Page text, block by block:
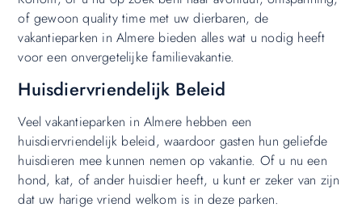
of gewoon quality time met uw dierbaren, de
vakantieparken in Almere bieden alles wat u nodig heeft
voor een onvergetelijke familievakantie.
Huisdiervriendelijk Beleid
Veel vakantieparken in Almere hebben een
huisdiervriendelijk beleid, waardoor gasten hun geliefde
huisdieren mee kunnen nemen op vakantie. Of u nu een
hond, kat, of ander huisdier heeft, u kunt er zeker van zijn
dat uw harige vriend welkom is in deze parken.